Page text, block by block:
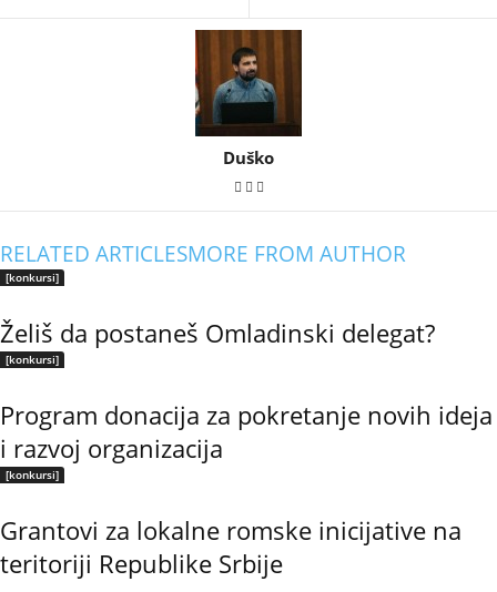
Duško
RELATED ARTICLESMORE FROM AUTHOR
[konkursi]
Želiš da postaneš Omladinski delegat?
[konkursi]
Program donacija za pokretanje novih ideja
i razvoj organizacija
[konkursi]
Grantovi za lokalne romske inicijative na
teritoriji Republike Srbije